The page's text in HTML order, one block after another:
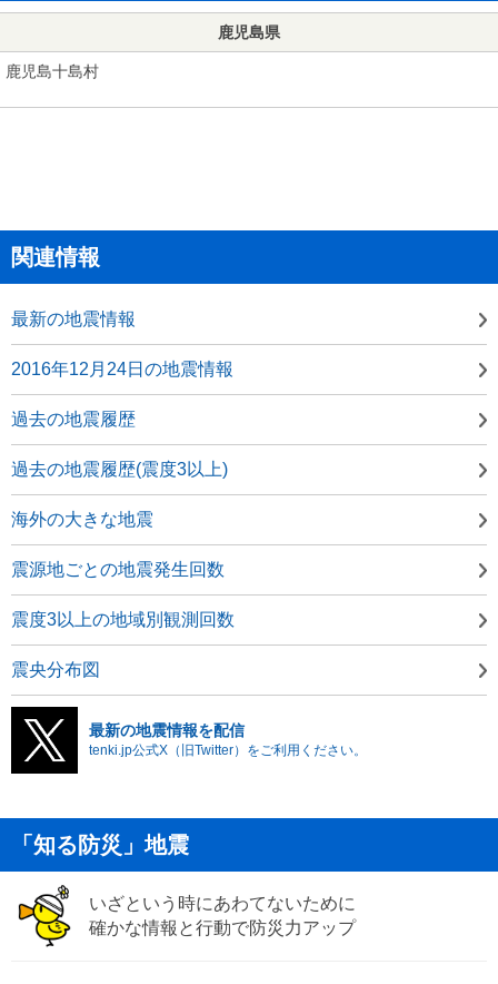
鹿児島県
鹿児島十島村
関連情報
最新の地震情報
2016年12月24日の地震情報
過去の地震履歴
過去の地震履歴(震度3以上)
海外の大きな地震
震源地ごとの地震発生回数
震度3以上の地域別観測回数
震央分布図
最新の地震情報を配信
tenki.jp公式X（旧Twitter）をご利用ください。
「知る防災」地震
いざという時にあわてないために
確かな情報と行動で防災力アップ